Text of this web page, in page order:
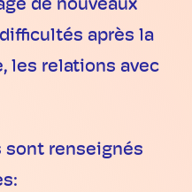
de nouveaux
après la
les relations avec
sont renseignés